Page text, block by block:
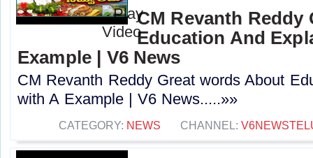
CM Revanth
Education And
Example | V6 News
CM Revanth Reddy Great words About
with A Example | V6 News.....»»
CATEGORY: NEWS CHANNEL: